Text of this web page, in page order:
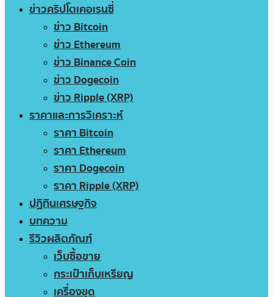
ข่าวคริปโตเคอเรนซี่
ข่าว Bitcoin
ข่าว Ethereum
ข่าว Binance Coin
ข่าว Dogecoin
ข่าว Ripple (XRP)
ราคาและการวิเคราะห์
ราคา Bitcoin
ราคา Ethereum
ราคา Dogecoin
ราคา Ripple (XRP)
ปฏิทินเศรษฐกิจ
บทความ
รีวิวผลิตภัณฑ์
เว็บซื้อขาย
กระเป๋าเก็บเหรียญ
เครื่องขุด